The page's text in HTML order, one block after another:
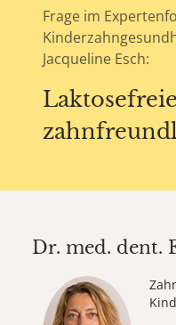
Frage im
Jacqueline Esch:
Dr. med. dent.